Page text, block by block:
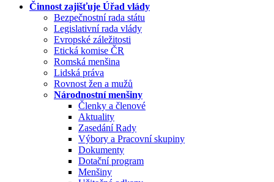
Činnost zajišťuje Úřad vlády
Bezpečnostní rada státu
Legislativní rada vlády
Evropské záležitosti
Etická komise ČR
Romská menšina
Lidská práva
Rovnost žen a mužů
Národnostní menšiny
Členky a členové
Aktuality
Zasedání Rady
Výbory a Pracovní skupiny
Dokumenty
Dotační program
Menšiny